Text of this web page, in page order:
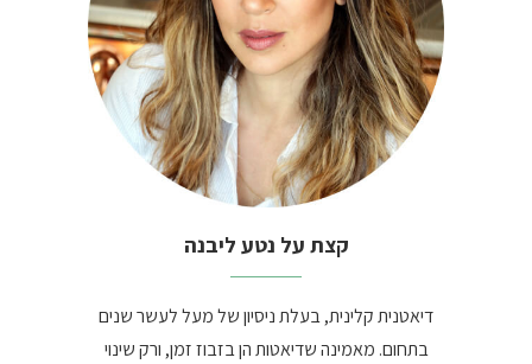
קצת על נטע ליבנה
דיאטנית קלינית, בעלת ניסיון של מעל לעשר שנים
בתחום. מאמינה שדיאטות הן בזבוז זמן, ורק שינוי